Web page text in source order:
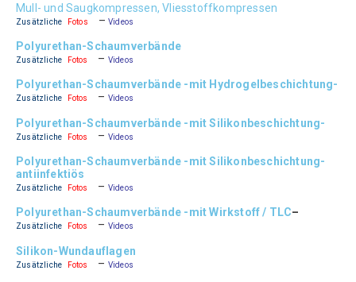
Mull- und Saugkompressen, Vliesstoffkompressen
Zusätzliche Fotos –Videos
Polyurethan-Schaumverbände
Zusätzliche Fotos – Videos
Polyurethan-Schaumverbände -mit Hydrogelbeschichtung-
Zusätzliche Fotos – Videos
Polyurethan-Schaumverbände -mit Silikonbeschichtung-
Zusätzliche Fotos – Videos
Polyurethan-Schaumverbände -mit Silikonbeschichtung-
antiinfektiös
Zusätzliche Fotos – Videos
Polyurethan-Schaumverbände -mit Wirkstoff / TLC–
Zusätzliche Fotos – Videos
Silikon-Wundauflagen
Zusätzliche Fotos – Videos